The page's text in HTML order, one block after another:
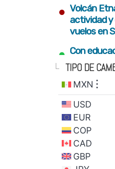
• Volcán
actividad y
vuelos en
• Con
nuevas
•
familias
• Gobierno
millones
integral de
TIPO DE